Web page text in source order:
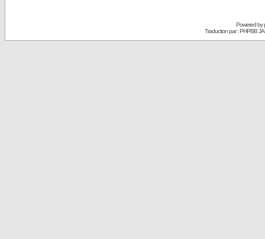
Powered by
Traduction par : PHPBB